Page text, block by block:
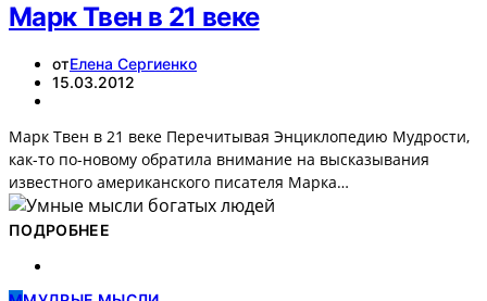
Марк Твен в 21 веке
отЕлена Сергиенко
15.03.2012
Марк Твен в 21 веке Перечитывая Энциклопедию Мудрости,
как-то по-новому обратила внимание на высказывания
известного американского писателя Марка…
ПОДРОБНЕЕ